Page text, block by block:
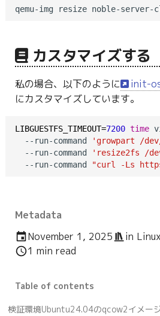
Metadata
November 1, 2025
in Linux
1 min read
Table of contents
検証環境Ubuntu24.04のqcow2イメー
カスタマイズする
私の場合、以下のように init-
にカスタマイズしています。
LIBGUESTFS_TIMEOUT=7200 time
  --run-command
'growpart /
  --run-command
'resize2fs /
  --run-command
"curl -Ls